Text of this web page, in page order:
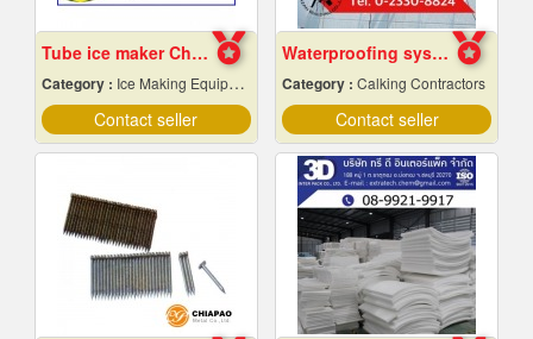
Tube ice maker Chiang Mai
Category : Ice Making Equipment & Machines
Contact seller
Waterproofing system service
Category : Calking Contractors
Contact seller